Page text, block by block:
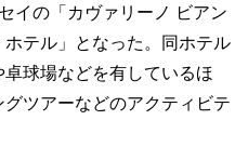
イの「カヴァリーノ ビアン
テル」となった。同ホテル
球場などを有しているほ
ツアーなどのアクティビテ